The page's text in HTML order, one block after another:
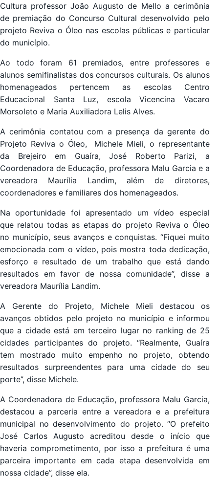
Cultura professor João Augusto de Mello a cerimônia
de premiação do Concurso Cultural desenvolvido pelo
projeto Reviva o Óleo nas escolas públicas e particular
do município.
Ao todo foram 61 premiados, entre professores e
alunos semifinalistas dos concursos culturais. Os alunos
homenageados pertencem as escolas Centro
Educacional Santa Luz, escola Vicencina Vacaro
Morsoleto e Maria Auxiliadora Lelis Alves.
A cerimônia contatou com a presença da gerente do
Projeto Reviva o Óleo, Michele Mieli, o representante
da Brejeiro em Guaíra, José Roberto Parizi, a
Coordenadora de Educação, professora Malu Garcia e a
vereadora Maurília Landim, além de diretores,
coordenadores e familiares dos homenageados.
Na oportunidade foi apresentado um vídeo especial
que relatou todas as etapas do projeto Reviva o Óleo
no município, seus avanços e conquistas. “Fiquei muito
emocionada com o vídeo, pois mostra toda dedicação,
esforço e resultado de um trabalho que está dando
resultados em favor de nossa comunidade”, disse a
vereadora Maurília Landim.
A Gerente do Projeto, Michele Mieli destacou os
avanços obtidos pelo projeto no município e informou
que a cidade está em terceiro lugar no ranking de 25
cidades participantes do projeto. “Realmente, Guaíra
tem mostrado muito empenho no projeto, obtendo
resultados surpreendentes para uma cidade do seu
porte”, disse Michele.
A Coordenadora de Educação, professora Malu Garcia,
destacou a parceria entre a vereadora e a prefeitura
municipal no desenvolvimento do projeto. “O prefeito
José Carlos Augusto acreditou desde o início que
haveria comprometimento, por isso a prefeitura é uma
parceira importante em cada etapa desenvolvida em
nossa cidade”, disse ela.